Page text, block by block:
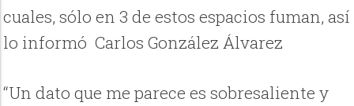
cuales, sólo en 3 de estos espacios fuman, así
lo informó Carlos González Álvarez
“Un dato que me parece es sobresaliente y